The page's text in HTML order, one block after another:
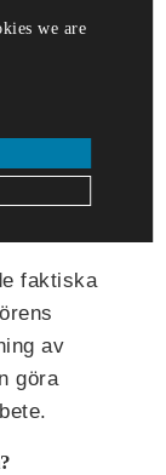
och bilvärme
kan
faktiska
av
göra
we are